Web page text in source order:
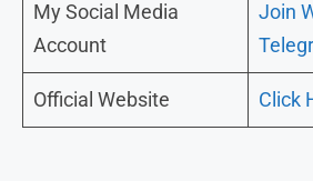
My Social Media
Account
Join
Official Website Click